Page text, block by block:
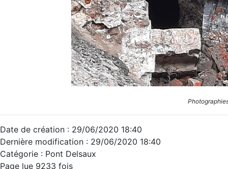
Date de création : 29/06/2020 18:40
Dernière modification : 29/06/2020 18:40
Catégorie : Pont Delsaux
Page lue 9233 fois